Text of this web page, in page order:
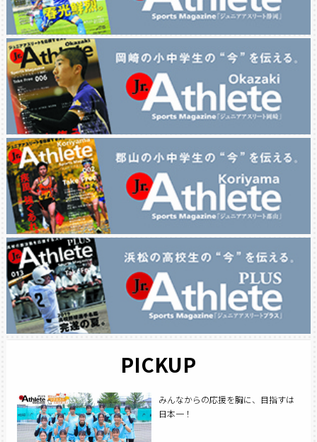
PICKUP
みんなからの応援を胸に、目指すは
日本一！